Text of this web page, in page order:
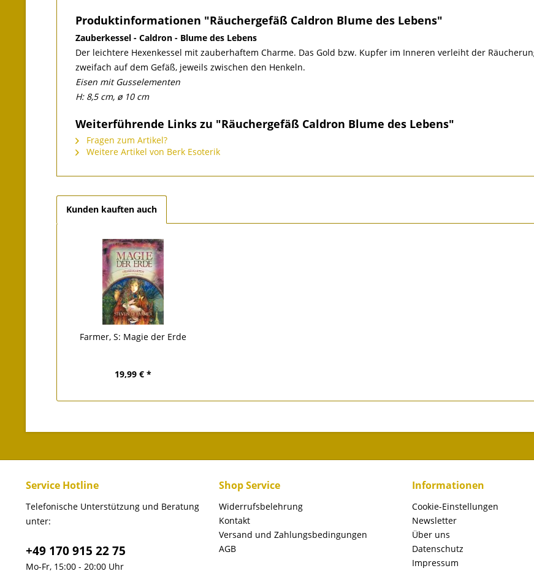
Produktinformationen "Räuchergefäß Caldron Blume des Lebens"
Zauberkessel - Caldron - Blume des Lebens
Der leichtere Hexenkessel mit zauberhaftem Charme. Das Gold bzw. Kupfer im Inneren verleiht der
zweifach auf dem Gefäß, jeweils zwischen den Henkeln.
Eisen mit Gusselementen
H: 8,5 cm, ø 10 cm
Weiterführende Links zu "Räuchergefäß Caldron Blume des Lebens"
Fragen zum Artikel?
Weitere Artikel von Berk Esoterik
Kunden kauften auch
Farmer, S: Magie der Erde
19,99 € *
Service Hotline
Telefonische Unterstützung und Beratung
unter:
+49 170 915 22 75
Mo-Fr, 15:00 - 20:00 Uhr
Shop Service
Widerrufsbelehrung
Kontakt
Versand und Zahlungsbedingungen
AGB
Informationen
Cookie-Einstellungen
Newsletter
Über uns
Datenschutz
Impressum